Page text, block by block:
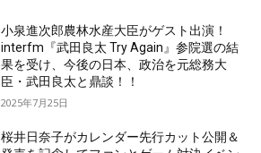
小泉進次郎農林水産大臣がゲスト出演！
interfm『武田良太 Try Again』参院選の結
果を受け、今後の日本、政治を元総務大
臣・武田良太と鼎談！！
2025年7月25日
桜井日奈子がカレンダー先行カット公開＆